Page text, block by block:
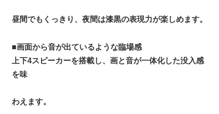
昼間でもくっきり、夜間は漆黒の表現力が楽しめます。
■画面から音が出ているような臨場感
上下4スピーカーを搭載し、画と音が一体化した没入感
を味
わえます。